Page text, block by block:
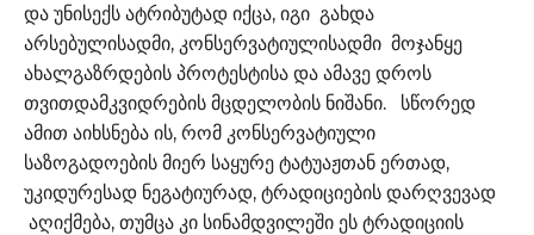
და უნისექს ატრიბუტად იქცა, იგი გახდა
არსებულისადმი, კონსერვატიულისადმი მოჯანყე
ახალგაზრდების პროტესტისა და ამავე დროს
თვითდამკვიდრების მცდელობის ნიშანი. სწორედ
ამით აიხსნება ის, რომ კონსერვატიული
საზოგადოების მიერ საყურე ტატუაჟთან ერთად,
უკიდურესად ნეგატიურად, ტრადიციების დარღვევად
აღიქმება, თუმცა კი სინამდვილეში ეს ტრადიციის